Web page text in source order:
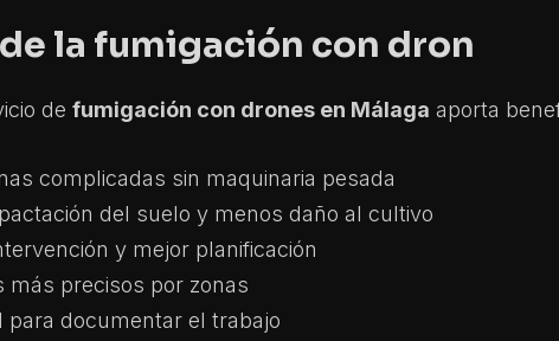
la fumigación con dron
de fumigación con drones en Málaga aporta
complicadas sin maquinaria pesada
del suelo y menos daño al cultivo
y mejor planificación
más precisos por zonas
para documentar el trabajo